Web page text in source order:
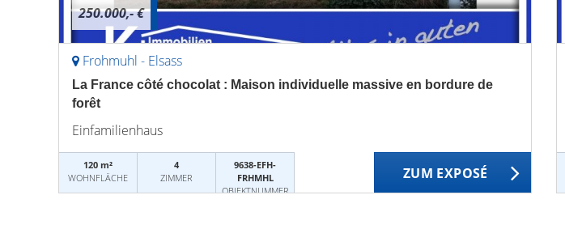
250.000,- €
Frohmuhl - Elsass
La France côté chocolat : Maison individuelle massive en bordure de
forêt
Einfamilienhaus
120 m²
WOHNFLÄCHE
4
ZIMMER
9638-EFH-
FRHMHL
OBJEKTNUMMER
ZUM EXPOSÉ